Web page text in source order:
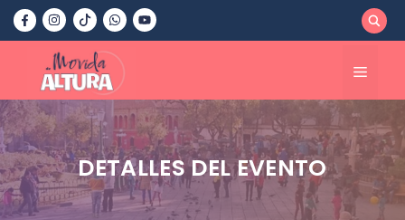
Saltar
contenido
Menú
DETALLES DEL EVENTO